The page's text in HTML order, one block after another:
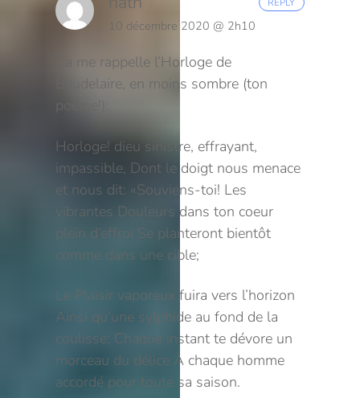
10 décembre 2020 @ 2h10
Ça me rappelle l’Horloge de
Baudelaire, en moins sombre (ton
Horloge! dieu sinistre, effrayant,
impassible, Dont le doigt nous menace
et nous dit: «Souviens-toi! Les
vibrantes Douleurs dans ton coeur
plein d’effroi Se planteront bientôt
comme dans une cible;
Le Plaisir vaporeux fuira vers l’horizon
Ainsi qu’une sylphide au fond de la
coulisse; Chaque instant te dévore un
morceau du délice À chaque homme
accordé pour toute sa saison.